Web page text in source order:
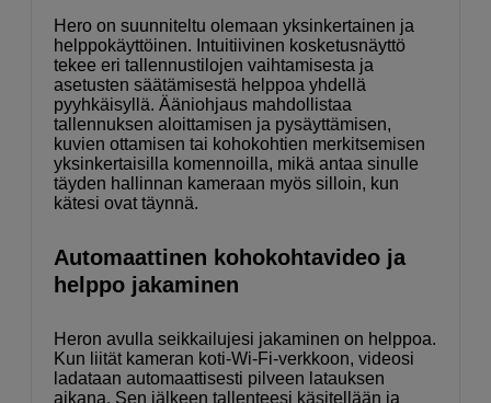
Hero on suunniteltu olemaan yksinkertainen ja
helppokäyttöinen. Intuitiivinen kosketusnäyttö
tekee eri tallennustilojen vaihtamisesta ja
asetusten säätämisestä helppoa yhdellä
pyyhkäisyllä. Ääniohjaus mahdollistaa
tallennuksen aloittamisen ja pysäyttämisen,
kuvien ottamisen tai kohokohtien merkitsemisen
yksinkertaisilla komennoilla, mikä antaa sinulle
täyden hallinnan kameraan myös silloin, kun
kätesi ovat täynnä.
Automaattinen kohokohtavideo ja
helppo jakaminen
Heron avulla seikkailujesi jakaminen on helppoa.
Kun liität kameran koti-Wi-Fi-verkkoon, videosi
ladataan automaattisesti pilveen latauksen
aikana. Sen jälkeen tallenteesi käsitellään ja